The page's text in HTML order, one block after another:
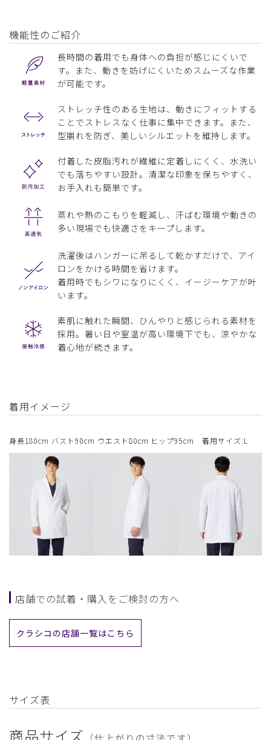
機能性のご紹介
長時間の着用でも身体への負担が感じにくいで
す。また、動きを妨げにくいためスムーズな作業
が可能です。
ストレッチ性のある生地は、動きにフィットする
ことでストレスなく仕事に集中できます。また、
型崩れを防ぎ、美しいシルエットを維持します。
付着した皮脂汚れが繊維に定着しにくく、水洗い
でも落ちやすい設計。清潔な印象を保ちやすく、
お手入れも簡単です。
蒸れや熱のこもりを軽減し、汗ばむ環境や動きの
多い現場でも快適さをキープします。
洗濯後はハンガーに吊るして乾かすだけで、アイ
ロンをかける時間を省けます。
着用時でもシワになりにくく、イージーケアが叶
います。
素肌に触れた瞬間、ひんやりと感じられる素材を
採用。暑い日や室温が高い環境下でも、涼やかな
着心地が続きます。
着用イメージ
身長180cm バスト90cm ウエスト80cm ヒップ95cm 着用サイズ:L
店舗での試着・購入をご検討の方へ
クラシコの店舗一覧はこちら
サイズ表
商品サイズ